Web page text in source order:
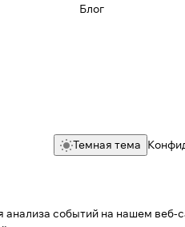
Блог
Темная тема
событий на нашем веб-